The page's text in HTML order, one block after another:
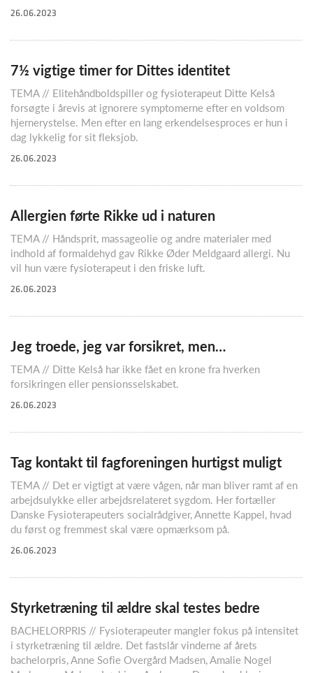
26.06.2023
7½ vigtige timer for Dittes identitet
TEMA // Elitehåndboldspiller og fysioterapeut Ditte Kelså
forsøgte i årevis at ignorere symptomerne efter en voldsom
hjernerystelse. Men efter en lang erkendelsesproces er hun i
dag lykkelig for sit fleksjob.
26.06.2023
Allergien førte Rikke ud i naturen
TEMA // Håndsprit, massageolie og andre materialer med
indhold af formaldehyd gav Rikke Øder Meldgaard allergi. Nu
vil hun være fysioterapeut i den friske luft.
26.06.2023
Jeg troede, jeg var forsikret, men…
TEMA // Ditte Kelså har ikke fået en krone fra hverken
forsikringen eller pensionsselskabet.
26.06.2023
Tag kontakt til fagforeningen hurtigst muligt
TEMA // Det er vigtigt at være vågen, når man bliver ramt af en
arbejdsulykke eller arbejdsrelateret sygdom. Her fortæller
Danske Fysioterapeuters socialrådgiver, Annette Kappel, hvad
du først og fremmest skal være opmærksom på.
26.06.2023
Styrketræning til ældre skal testes bedre
BACHELORPRIS // Fysioterapeuter mangler fokus på intensitet
i styrketræning til ældre. Det fastslår vinderne af årets
bachelorpris, Anne Sofie Overgård Madsen, Amalie Nogel